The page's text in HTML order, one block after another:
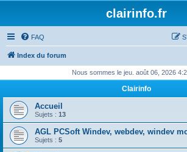
clairinfo.fr
FAQ
Index du forum
Nous sommes le jeu. août 06, 2026
Clairinfo
Accueil
Sujets : 13
AGL PCSoft Windev, webdev, windev
Sujets : 5